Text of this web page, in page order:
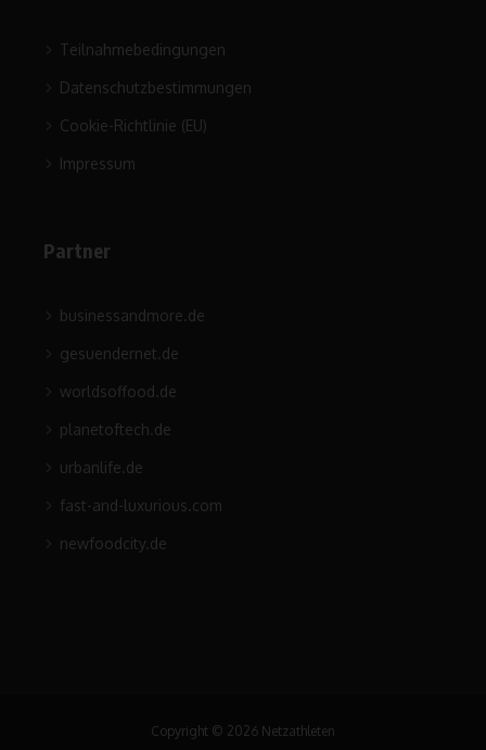
Teilnahmebedingungen
Datenschutzbestimmungen
Cookie-Richtlinie (EU)
Impressum
Partner
businessandmore.de
gesuendernet.de
worldsoffood.de
planetoftech.de
urbanlife.de
fast-and-luxurious.com
newfoodcity.de
Copyright © 2026 Netzathleten